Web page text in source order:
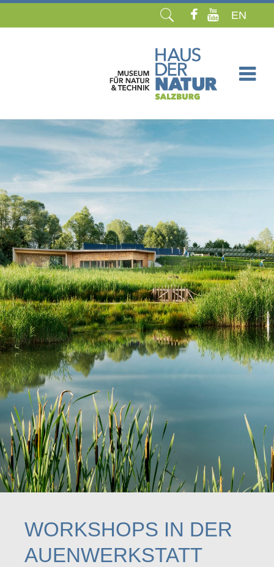
EN
überspringen
WORKSHOPS IN DER
AUENWERKSTATT